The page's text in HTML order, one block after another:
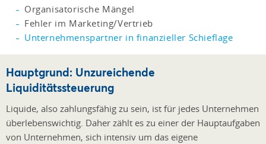
Organisatorische Mängel
Fehler im Marketing/Vertrieb
Unternehmenspartner in finanzieller Schieflage
Hauptgrund: Unzureichende
Liquiditätssteuerung
Liquide, also zahlungsfähig zu sein, ist für jedes Unternehmen
überlebenswichtig. Daher zählt es zu einer der Hauptaufgaben
von Unternehmen, sich intensiv um das eigene